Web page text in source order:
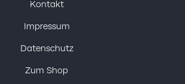
Kontakt
Impressum
Datenschutz
Zum Shop